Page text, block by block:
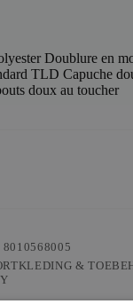
Doublure en
TLD Capuche
doux au toucher
8010568005
&